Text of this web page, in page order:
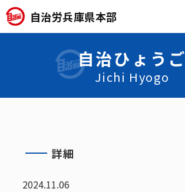
自治労兵庫県本部
自治ひょうご
Jichi Hyogo
詳細
2024.11.06